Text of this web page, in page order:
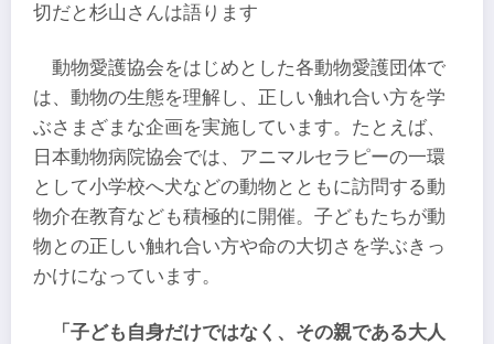
切だと杉山さんは語ります
動物愛護協会をはじめとした各動物愛護団体で
は、動物の生態を理解し、正しい触れ合い方を学
ぶさまざまな企画を実施しています。たとえば、
日本動物病院協会では、アニマルセラピーの一環
として小学校へ犬などの動物とともに訪問する動
物介在教育なども積極的に開催。子どもたちが動
物との正しい触れ合い方や命の大切さを学ぶきっ
かけになっています。
「子ども自身だけではなく、その親である大人